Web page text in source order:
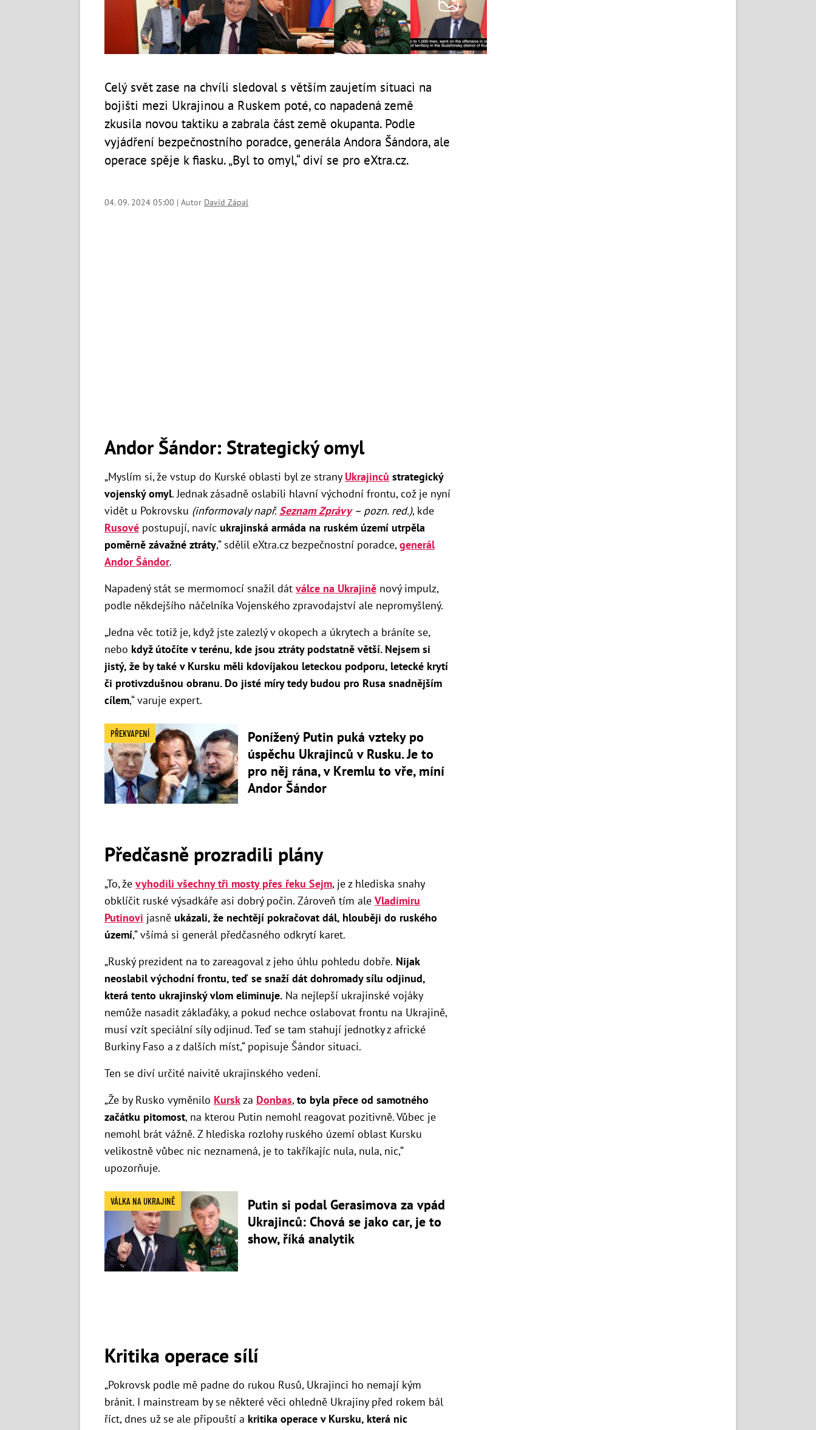
Celý svět zase na chvíli sledoval s větším zaujetím situaci na
bojišti mezi Ukrajinou a Ruskem poté, co napadená země
zkusila novou taktiku a zabrala část země okupanta. Podle
vyjádření bezpečnostního poradce, generála Andora Šándora, ale
operace spěje k fiasku. „Byl to omyl,“ diví se pro eXtra.cz.
04. 09. 2024 05:00 | Autor David Zápal
Andor Šándor: Strategický omyl
„Myslím si, že vstup do Kurské oblasti byl ze strany Ukrajinců strategický
vojenský omyl. Jednak zásadně oslabili hlavní východní frontu, což je nyní
vidět u Pokrovsku (informovaly např.Seznam Zprávy– pozn. red.), kde
Rusové postupují, navíc ukrajinská armáda na ruském území utrpěla
poměrně závažné ztráty,“ sdělil eXtra.cz bezpečnostní poradce,generál
Andor Šándor.
Napadený stát se mermomocí snažil dát válce na Ukrajině nový impulz,
podle někdejšího náčelníka Vojenského zpravodajství ale nepromyšlený.
„Jedna věc totiž je, když jste zalezlý v okopech a úkrytech a bráníte se,
nebo když útočíte v terénu, kde jsou ztráty podstatně větší. Nejsem si
jistý, že by také v Kursku měli kdovíjakou leteckou podporu, letecké krytí
či protivzdušnou obranu. Do jisté míry tedy budou pro Rusa snadnějším
cílem,“ varuje expert.
PŘEKVAPENÍ
Ponížený Putin puká vzteky po
úspěchu Ukrajinců v Rusku. Je to
pro něj rána, v Kremlu to vře, míní
Andor Šándor
Předčasně prozradili plány
„To, že vyhodili všechny tři mosty přes řeku Sejm, je z hlediska snahy
obklíčit ruské výsadkáře asi dobrý počin. Zároveň tím ale Vladimiru
Putinovi jasně ukázali, že nechtějí pokračovat dál, hlouběji do ruského
území,“ všímá si generál předčasného odkrytí karet.
„Ruský prezident na to zareagoval z jeho úhlu pohledu dobře. Nijak
neoslabil východní frontu, teď se snaží dát dohromady sílu odjinud,
která tento ukrajinský vlom eliminuje. Na nejlepší ukrajinské vojáky
nemůže nasadit záklaďáky, a pokud nechce oslabovat frontu na Ukrajině,
musí vzít speciální síly odjinud. Teď se tam stahují jednotky z africké
Burkiny Faso a z dalších míst,“ popisuje Šándor situaci.
Ten se diví určité naivitě ukrajinského vedení.
„Že by Rusko vyměnilo Kurskza Donbas,to byla přece od samotného
začátku pitomost, na kterou Putin nemohl reagovat pozitivně. Vůbec je
nemohl brát vážně. Z hlediska rozlohy ruského území oblast Kursku
velikostně vůbec nic neznamená, je to takříkajíc nula, nula, nic,“
upozorňuje.
VÁLKA NA UKRAJINĚ
Putin si podal Gerasimova za vpád
Ukrajinců: Chová se jako car, je to
show, říká analytik
Kritika operace sílí
„Pokrovsk podle mě padne do rukou Rusů, Ukrajinci ho nemají kým
bránit. I mainstream by se některé věci ohledně Ukrajiny před rokem bál
říct, dnes už se ale připouští a kritika operace v Kursku, která nic